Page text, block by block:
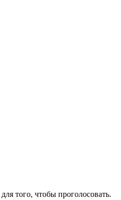
для того, чтобы проголосовать.